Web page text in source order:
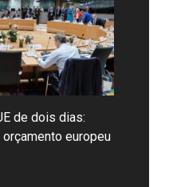
de dois dias:
europeu